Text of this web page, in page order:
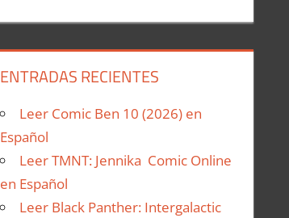
ENTRADAS RECIENTES
Leer Comic Ben 10 (2026) en
Español
Leer TMNT: Jennika Comic Online
en Español
Leer Black Panther: Intergalactic